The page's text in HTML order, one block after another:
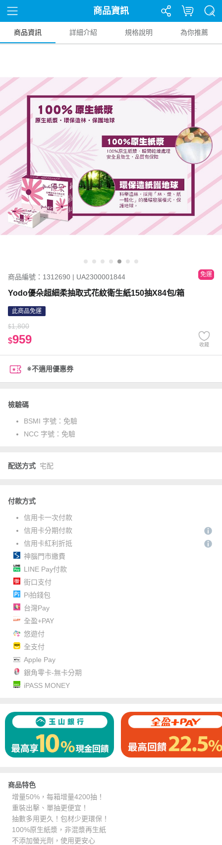
商品資訊
商品資訊 詳細介紹 規格說明 為你推薦
商品編號：1312690 | UA2300001844 免運
Yodo優朵超細柔抽取式花紋衛生紙150抽X84包/箱
此商品免運
$1,800
$959 收藏
※不適用優惠券
檢驗碼
BSMI 字號： 免驗
NCC 字號： 免驗
配送方式 宅配
付款方式
信用卡一次付款
信用卡分期付款
信用卡紅利折抵
神腦門市繳費
LINE Pay付款
街口支付
Pi拍錢包
台灣Pay
全盈+PAY
悠遊付
全支付
Apple Pay
銀角零卡-無卡分期
iPASS MONEY
商品特色
增量50%，每箱增量4200抽！
重裝出擊、單抽更便宜！
抽數多用更久！包材少更環保！
100%原生紙漿，非混漿再生紙
不添加螢光劑，使用更安心